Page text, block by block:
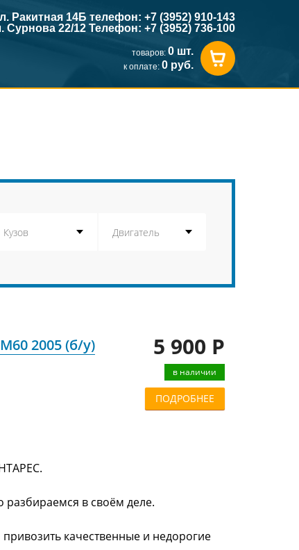
Ракитная 14Б телефон: +7 (3952) 910-143
Сурнова 22/12 Телефон: +7 (3952) 736-100
товаров: 0 шт.
к оплате: 0 руб.
2005 (б/у) 5 900 Р
в наличии
ПОДРОБНЕЕ
разбираемся в своём деле.
качественные и недорогие